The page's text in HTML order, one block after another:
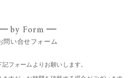
by Form
問い合せフォーム
フォームよりお願いします。